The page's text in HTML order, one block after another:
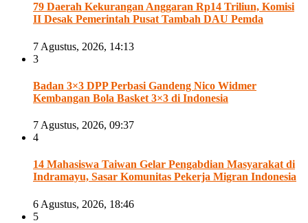
79 Daerah Kekurangan Anggaran Rp14 Triliun, Komisi
II Desak Pemerintah Pusat Tambah DAU Pemda
7 Agustus, 2026, 14:13
3
Badan 3×3 DPP Perbasi Gandeng Nico Widmer
Kembangan Bola Basket 3×3 di Indonesia
7 Agustus, 2026, 09:37
4
14 Mahasiswa Taiwan Gelar Pengabdian Masyarakat di
Indramayu, Sasar Komunitas Pekerja Migran Indonesia
6 Agustus, 2026, 18:46
5